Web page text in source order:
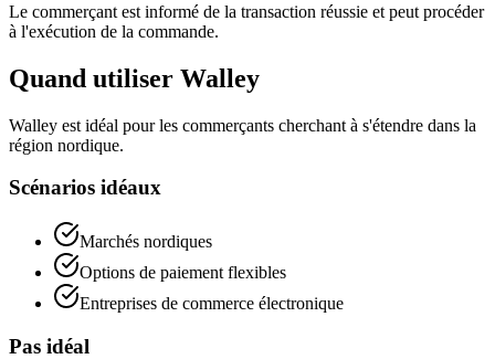
Le commerçant est informé de la transaction réussie et peut procéder
à l'exécution de la commande.
Quand utiliser Walley
Walley est idéal pour les commerçants cherchant à s'étendre dans la
région nordique.
Scénarios idéaux
Marchés nordiques
Options de paiement flexibles
Entreprises de commerce électronique
Pas idéal